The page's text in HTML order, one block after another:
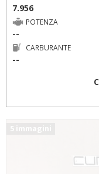
7.956
POTENZA
--
CARBURANTE
--
5 immagini